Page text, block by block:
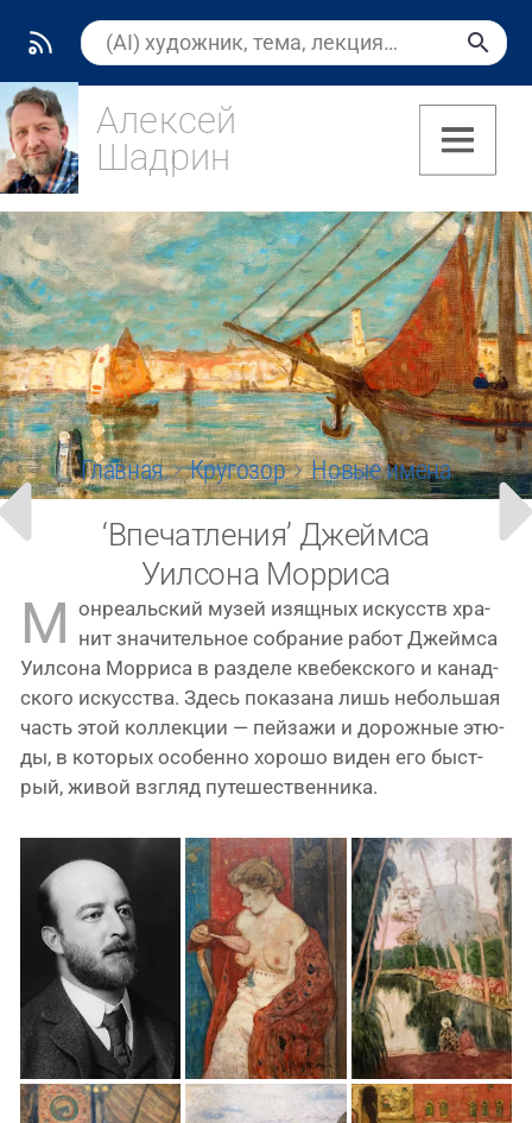
Алексей
Шадрин
(8)
Главная Кругозор Новые имена
‘Впечатления’ Джеймса
Уилсона Морриса
М онре­аль­ский музей изящ­ных искусств хра­
нит зна­чи­тель­ное собра­ние работ Джеймса
Уилсона Морриса в раз­де­ле кве­бек­ско­го и канад­
ско­го искус­ства. Здесь пока­за­на лишь неболь­шая
часть этой кол­лек­ции — пей­за­жи и дорож­ные этю­
ды, в кото­рых осо­бен­но хоро­шо виден его быст­
рый, живой взгляд путешественника.